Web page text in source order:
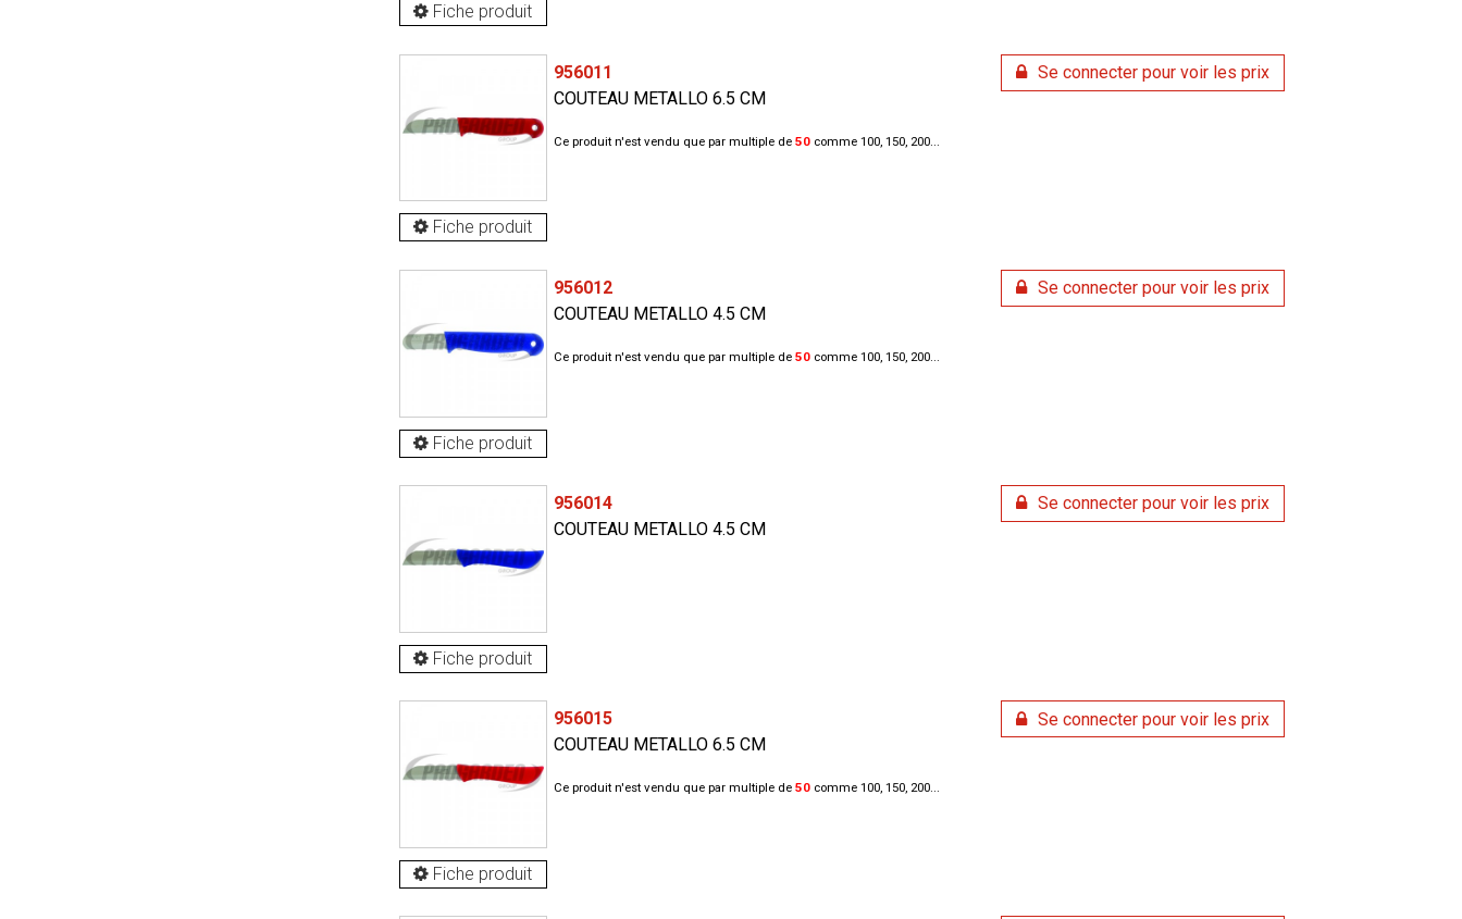
Fiche produit
Fiche produit
956011
COUTEAU METALLO 6.5 CM
Ce produit n'est vendu que par multiple de 50comme 100, 150, 200...
Se connecter pour voir les prix
Fiche produit
956012
COUTEAU METALLO 4.5 CM
Ce produit n'est vendu que par multiple de 50comme 100, 150, 200...
Se connecter pour voir les prix
Fiche produit
956014
COUTEAU METALLO 4.5 CM
Se connecter pour voir les prix
Fiche produit
956015
COUTEAU METALLO 6.5 CM
Ce produit n'est vendu que par multiple de 50comme 100, 150, 200...
Se connecter pour voir les prix